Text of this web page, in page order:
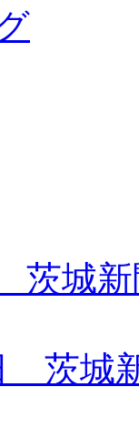
茨城
茨城